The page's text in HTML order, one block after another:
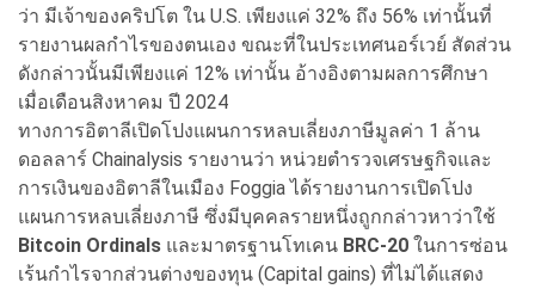
ว่า มีเจ้าของคริปโต ใน U.S. เพียงแค่ 32% ถึง 56% เท่านั้นที่
รายงานผลกำไรของตนเอง ขณะที่ในประเทศนอร์เวย์ สัดส่วน
ดังกล่าวนั้นมีเพียงแค่ 12% เท่านั้น อ้างอิงตามผลการศึกษา
เมื่อเดือนสิงหาคม ปี 2024
ทางการอิตาลีเปิดโปงแผนการหลบเลี่ยงภาษีมูลค่า 1 ล้าน
ดอลลาร์ Chainalysis รายงานว่า หน่วยตำรวจเศรษฐกิจและ
การเงินของอิตาลีในเมือง Foggia ได้รายงานการเปิดโปง
แผนการหลบเลี่ยงภาษี ซึ่งมีบุคคลรายหนึ่งถูกกล่าวหาว่าใช้
Bitcoin Ordinals และมาตรฐานโทเคน BRC-20 ในการซ่อน
เร้นกำไรจากส่วนต่างของทุน (Capital gains) ที่ไม่ได้แสดง